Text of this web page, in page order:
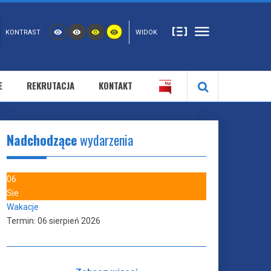
KONTRAST WIDOK
REKRUTACJA KONTAKT
Nadchodzącewydarzenia
06
Sie
Wakacje
Termin: 06 sierpień 2026